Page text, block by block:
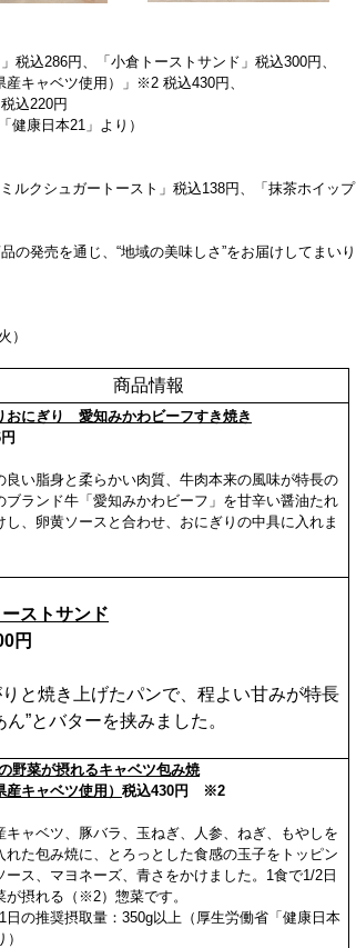
込286円、「小倉トーストサンド」税込300円、
産キャベツ使用）」※2 税込430円、
込220円
康日本21」より）
ルクシュガートースト」税込138円、「抹茶ホイップ
の発売を通じ、“地域の美味しさ”をお届けしてまいり
）
商品情報
おにぎり 愛知みかわビーフすき焼き
良い脂身と柔らかい肉質、牛肉本来の風味が特長の
ブランド牛「愛知みかわビーフ」を甘辛い醤油たれ
し、卵黄ソースと合わせ、おにぎりの中具に入れま
ストサンド
円
りと焼き上げたパンで、程よい甘みが特長
ん”とバターを挟みました。
野菜が摂れるキャベツ包み焼
産キャベツ使用） 税込430円 ※2
キャベツ、豚バラ、玉ねぎ、人参、ねぎ、もやしを
れた包み焼に、とろっとした食感の玉子をトッピン
ース、マヨネーズ、青さをかけました。1食で1/2日
が摂れる（※2）惣菜です。
の推奨摂取量：350g以上（厚生労働省「健康日本